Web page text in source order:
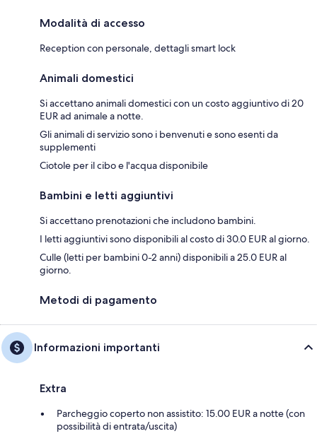
Modalità di accesso
Reception con personale, dettagli smart lock
Animali domestici
Si accettano animali domestici con un costo aggiuntivo di 20
EUR ad animale a notte.
Gli animali di servizio sono i benvenuti e sono esenti da
supplementi
Ciotole per il cibo e l'acqua disponibile
Bambini e letti aggiuntivi
Si accettano prenotazioni che includono bambini.
I letti aggiuntivi sono disponibili al costo di 30.0 EUR al giorno.
Culle (letti per bambini 0-2 anni) disponibili a 25.0 EUR al
giorno.
Metodi di pagamento
Informazioni importanti
Extra
Parcheggio coperto non assistito: 15.00 EUR a notte (con
possibilità di entrata/uscita)